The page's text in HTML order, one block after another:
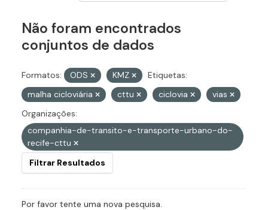
Não foram encontrados
conjuntos de dados
Formatos: ODS KMZ
Etiquetas:
malha cicloviária
cttu ciclovia
vias
Organizações:
companhia-de-transito-e-transporte-urbano-do-
recife-cttu
Filtrar Resultados
Por favor tente uma nova pesquisa.